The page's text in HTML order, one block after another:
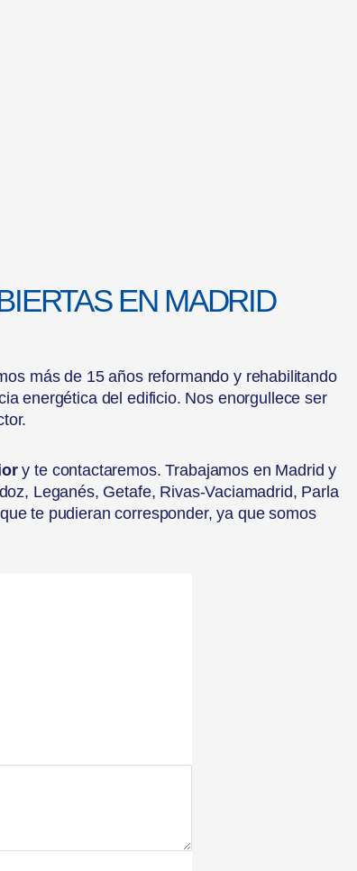
EN MADRID
más de 15 años reformando y rehabilitando
energética del edificio. Nos enorgullece ser
y te contactaremos. Trabajamos en Madrid y
Leganés, Getafe, Rivas-Vaciamadrid, Parla
que te pudieran corresponder, ya que somos